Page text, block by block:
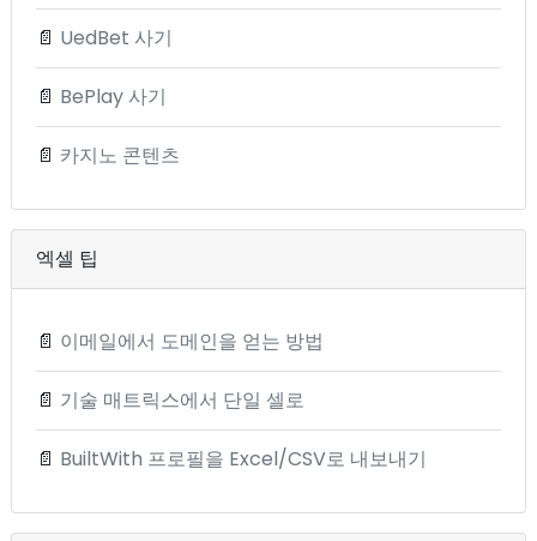
📄 UedBet 사기
📄 BePlay 사기
📄 카지노 콘텐츠
엑셀 팁
📄 이메일에서 도메인을 얻는 방법
📄 기술 매트릭스에서 단일 셀로
📄 BuiltWith 프로필을 Excel/CSV로 내보내기